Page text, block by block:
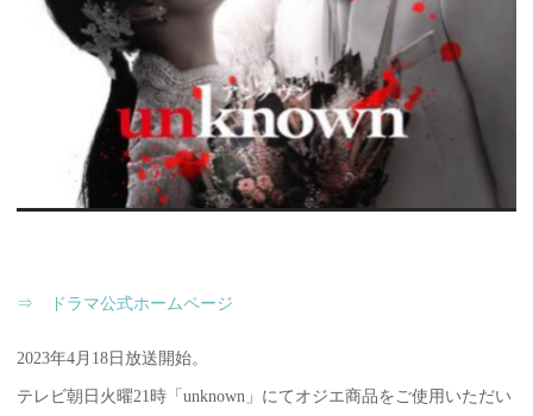
⇒ ドラマ公式ホームページ
2023年4月18日放送開始。
テレビ朝日火曜21時「unknown」にてオジエ商品をご使用いただい